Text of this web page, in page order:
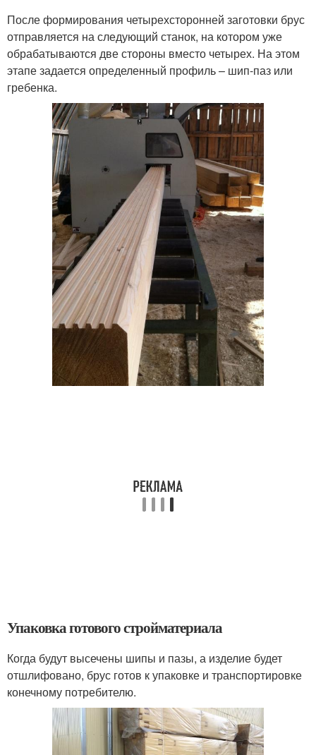
После формирования четырехсторонней заготовки брус
отправляется на следующий станок, на котором уже
обрабатываются две стороны вместо четырех. На этом
этапе задается определенный профиль – шип-паз или
гребенка.
Упаковка готового стройматериала
Когда будут высечены шипы и пазы, а изделие будет
отшлифовано, брус готов к упаковке и транспортировке
конечному потребителю.